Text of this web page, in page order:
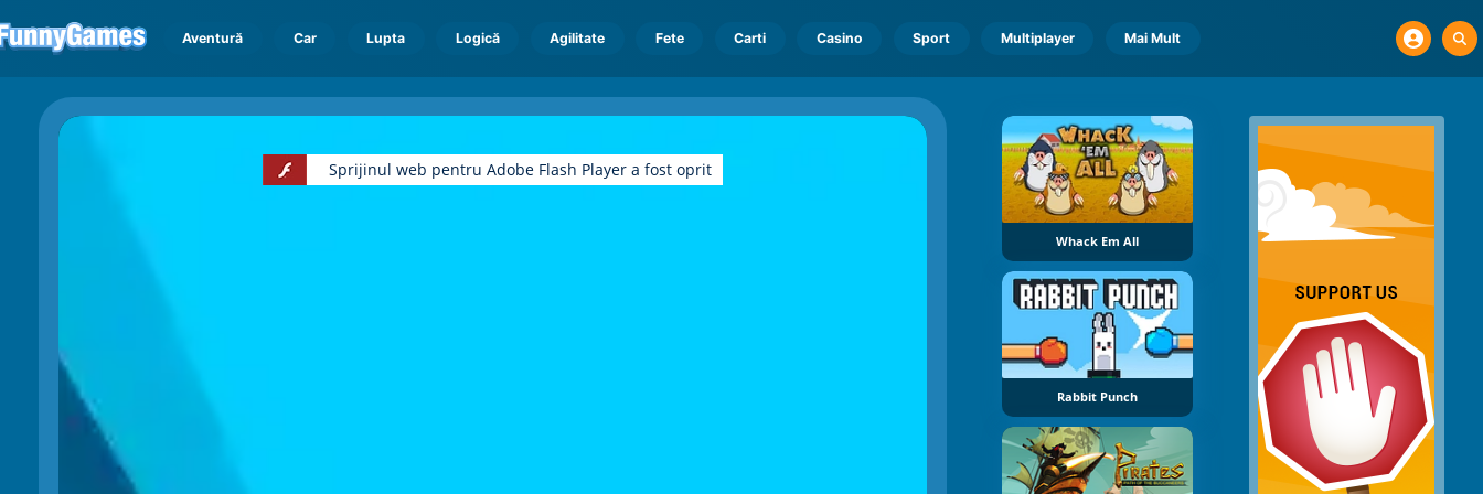
Aventură Car Lupta Logică Agilitate Fete Carti Casino Sport Multiplayer Mai Mult
Sprijinul web pentru Adobe Flash Player a fost oprit
Whack Em All
Rabbit Punch